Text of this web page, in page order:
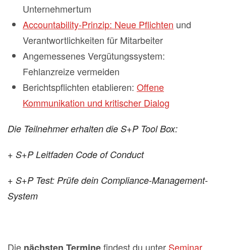
Unternehmertum
Accountability-Prinzip: Neue Pflichten und
Verantwortlichkeiten für Mitarbeiter
Angemessenes Vergütungssystem:
Fehlanzreize vermeiden
Berichtspflichten etablieren: Offene
Kommunikation und kritischer Dialog
Die Teilnehmer erhalten die S+P Tool Box:
+ S+P Leitfaden Code of Conduct
+ S+P Test: Prüfe dein Compliance-Management-
System
Die findest du unter Seminar